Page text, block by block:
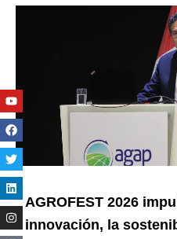
AGROFEST 2026
innovación, la
Youtube
Facebook
Twitter
Linkedin
Instagram